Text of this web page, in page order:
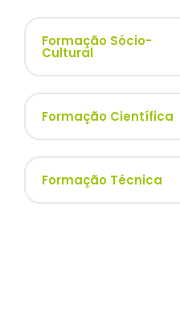
Formação Sócio-
Cultural
Formação Científica
Formação Técnica